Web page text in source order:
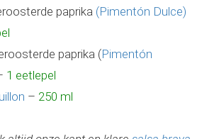
paprika (Pimentón Dulce)
paprika (Pimentón
1 eetlepel
– 250 ml